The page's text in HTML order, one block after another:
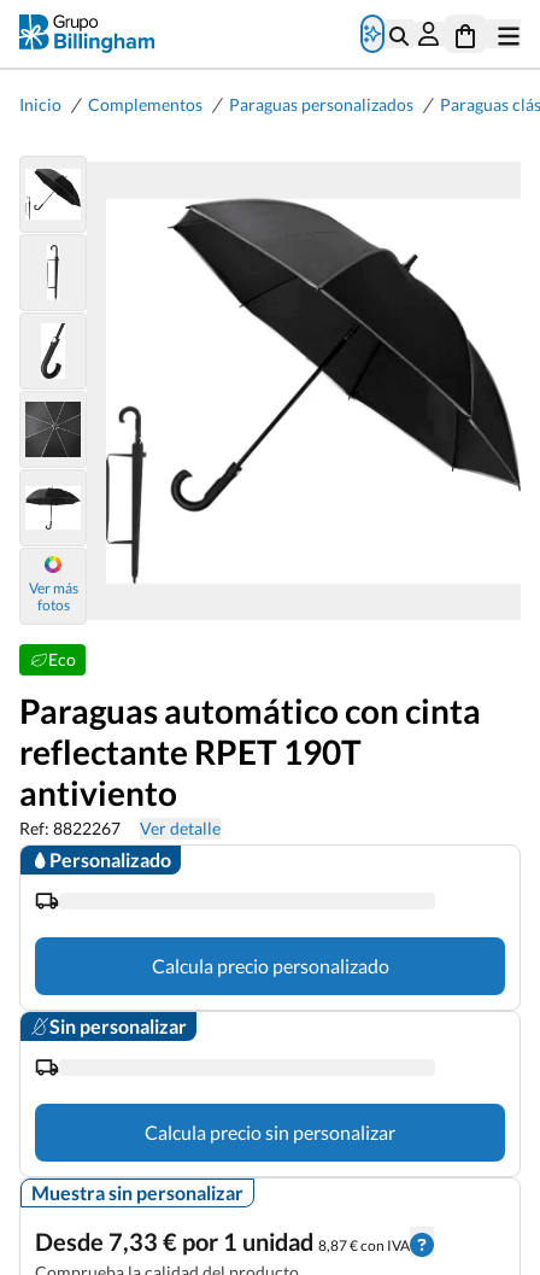
Inicio / Complementos / Paraguas personalizados / Paraguas
Ver más
fotos
Eco
Paraguas automático con cinta
reflectante RPET 190T
antiviento
Ref: 8822267 Ver detalle
Personalizado
Calcula precio personalizado
Sin personalizar
Calcula precio sin personalizar
Muestra sin personalizar
Desde 7,33 € por 1 unidad 8,87 € con IVA